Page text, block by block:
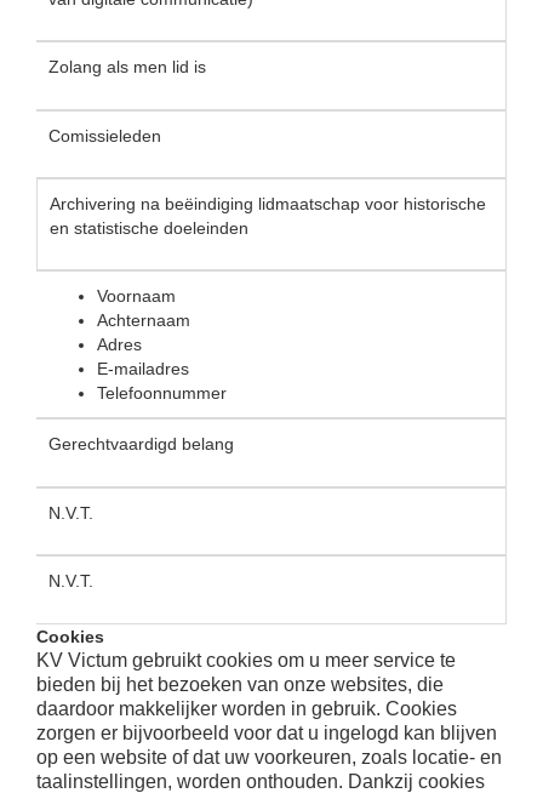
Zolang als men lid is
Comissieleden
Archivering na beëindiging lidmaatschap voor historische
en statistische doeleinden
Voornaam
Achternaam
Adres
E-mailadres
Telefoonnummer
Gerechtvaardigd belang
N.V.T.
N.V.T.
Cookies
KV Victum gebruikt cookies om u meer service te
bieden bij het bezoeken van onze websites, die
daardoor makkelijker worden in gebruik. Cookies
zorgen er bijvoorbeeld voor dat u ingelogd kan blijven
op een website of dat uw voorkeuren, zoals locatie- en
taalinstellingen, worden onthouden. Dankzij cookies